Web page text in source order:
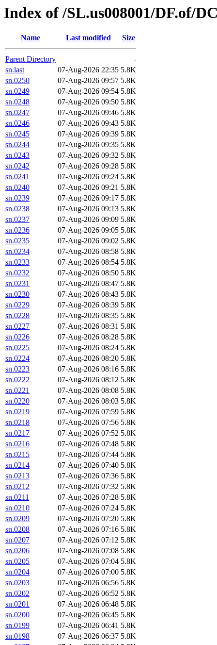
Index of /SL.us008001/DF.of/
Name Last modified Size
Parent Directory
-
sn.last
07-Aug-2026 22:35 5.8K
sn.0250
07-Aug-2026 09:57 5.8K
sn.0249
07-Aug-2026 09:54 5.8K
sn.0248
07-Aug-2026 09:50 5.8K
sn.0247
07-Aug-2026 09:46 5.8K
sn.0246
07-Aug-2026 09:43 5.8K
sn.0245
07-Aug-2026 09:39 5.8K
sn.0244
07-Aug-2026 09:35 5.8K
sn.0243
07-Aug-2026 09:32 5.8K
sn.0242
07-Aug-2026 09:28 5.8K
sn.0241
07-Aug-2026 09:24 5.8K
sn.0240
07-Aug-2026 09:21 5.8K
sn.0239
07-Aug-2026 09:17 5.8K
sn.0238
07-Aug-2026 09:13 5.8K
sn.0237
07-Aug-2026 09:09 5.8K
sn.0236
07-Aug-2026 09:05 5.8K
sn.0235
07-Aug-2026 09:02 5.8K
sn.0234
07-Aug-2026 08:58 5.8K
sn.0233
07-Aug-2026 08:54 5.8K
sn.0232
07-Aug-2026 08:50 5.8K
sn.0231
07-Aug-2026 08:47 5.8K
sn.0230
07-Aug-2026 08:43 5.8K
sn.0229
07-Aug-2026 08:39 5.8K
sn.0228
07-Aug-2026 08:35 5.8K
sn.0227
07-Aug-2026 08:31 5.8K
sn.0226
07-Aug-2026 08:28 5.8K
sn.0225
07-Aug-2026 08:24 5.8K
sn.0224
07-Aug-2026 08:20 5.8K
sn.0223
07-Aug-2026 08:16 5.8K
sn.0222
07-Aug-2026 08:12 5.8K
sn.0221
07-Aug-2026 08:08 5.8K
sn.0220
07-Aug-2026 08:03 5.8K
sn.0219
07-Aug-2026 07:59 5.8K
sn.0218
07-Aug-2026 07:56 5.8K
sn.0217
07-Aug-2026 07:52 5.8K
sn.0216
07-Aug-2026 07:48 5.8K
sn.0215
07-Aug-2026 07:44 5.8K
sn.0214
07-Aug-2026 07:40 5.8K
sn.0213
07-Aug-2026 07:36 5.8K
sn.0212
07-Aug-2026 07:32 5.8K
sn.0211
07-Aug-2026 07:28 5.8K
sn.0210
07-Aug-2026 07:24 5.8K
sn.0209
07-Aug-2026 07:20 5.8K
sn.0208
07-Aug-2026 07:16 5.8K
sn.0207
07-Aug-2026 07:12 5.8K
sn.0206
07-Aug-2026 07:08 5.8K
sn.0205
07-Aug-2026 07:04 5.8K
sn.0204
07-Aug-2026 07:00 5.8K
sn.0203
07-Aug-2026 06:56 5.8K
sn.0202
07-Aug-2026 06:52 5.8K
sn.0201
07-Aug-2026 06:48 5.8K
sn.0200
07-Aug-2026 06:45 5.8K
sn.0199
07-Aug-2026 06:41 5.8K
sn.0198
07-Aug-2026 06:37 5.8K